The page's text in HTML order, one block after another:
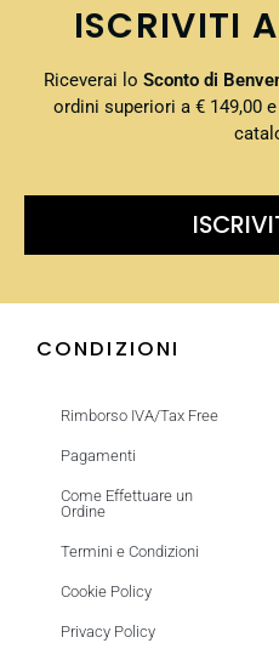
ISCRIVITI
Riceverai lo Sconto di
ordini superiori a € 149,00 e
CONDIZIONI
Rimborso IVA/Tax Free
Pagamenti
Come Effettuare un
Ordine
Termini e Condizioni
Cookie Policy
Privacy Policy